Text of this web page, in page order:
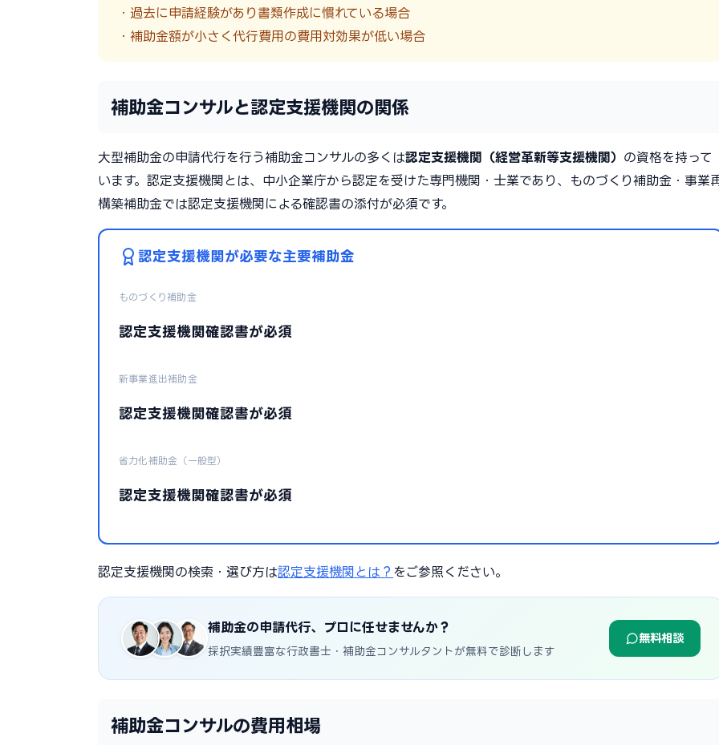
・過去に申請経験があり書類作成に慣れている場合
・補助金額が小さく代行費用の費用対効果が低い場合
補助金コンサルと認定支援機関の関係
大型補助金の申請代行を行う補助金コンサルの多くは認定支援機関（経営革新等支援機関） の資格を持って
います。認定支援機関とは、中小企業庁から認定を受けた専門機関・士業であり、ものづくり補助金・事業
構築補助金では認定支援機関による確認書の添付が必須です。
認定支援機関が必要な主要補助金
ものづくり補助金
認定支援機関確認書が必須
新事業進出補助金
認定支援機関確認書が必須
省力化補助金（一般型）
認定支援機関確認書が必須
認定支援機関の検索・選び方は認定支援機関とは？ をご参照ください。
補助金の申請代行、プロに任せませんか？
採択実績豊富な行政書士・補助金コンサルタントが無料で診断します
無料相談
補助金コンサルの費用相場